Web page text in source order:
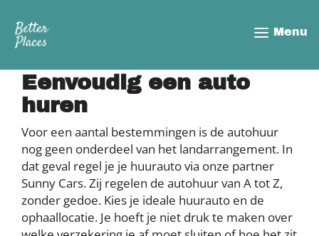
naar
inhoud
gaan
Menu
Eenvoudig een auto
huren
Voor een aantal bestemmingen is de autohuur
nog geen onderdeel van het landarrangement. In
dat geval regel je je huurauto via onze partner
Sunny Cars. Zij regelen de autohuur van A tot Z,
zonder gedoe. Kies je ideale huurauto en de
ophaallocatie. Je hoeft je niet druk te maken over